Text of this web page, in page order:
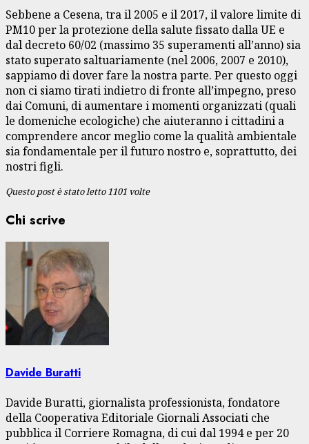
Sebbene a Cesena, tra il 2005 e il 2017, il valore limite di
PM10 per la protezione della salute fissato dalla UE e
dal decreto 60/02 (massimo 35 superamenti all’anno) sia
stato superato saltuariamente (nel 2006, 2007 e 2010),
sappiamo di dover fare la nostra parte. Per questo oggi
non ci siamo tirati indietro di fronte all’impegno, preso
dai Comuni, di aumentare i momenti organizzati (quali
le domeniche ecologiche) che aiuteranno i cittadini a
comprendere ancor meglio come la qualità ambientale
sia fondamentale per il futuro nostro e, soprattutto, dei
nostri figli.
Questo post è stato letto 1101 volte
Chi scrive
Davide Buratti
Davide Buratti, giornalista professionista, fondatore
della Cooperativa Editoriale Giornali Associati che
pubblica il Corriere Romagna, di cui dal 1994 e per 20